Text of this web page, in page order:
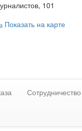
101
Показать на карте
Сотрудничество